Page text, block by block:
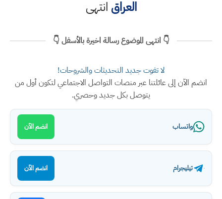
العراق انتهى
👇 انتهى الموضوع رسالة اخيرة بالأسفل 👇
لا تفوت جديد التحديثات والشروحات!
انضم الآن إلى عائلتنا عبر منصات التواصل الاجتماعي لتكون أول من
يتوصل بكل جديد وحصري.
واتساب انضم الآن
تيليجرام انضم الآن